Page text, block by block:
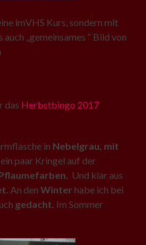
imVHS Kurs, sondern mit
„gemeinsames “ Bild von
das Herbstbingo 2017
in Nebelgrau, mit
paar Kringel auf der
Und klar aus
An den Winter habe ich bei
gedacht. Im Sommer